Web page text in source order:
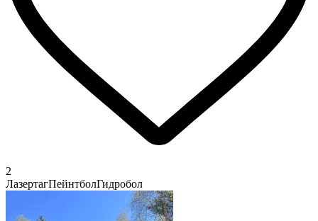
2
ЛазертагПейнтболГидробол